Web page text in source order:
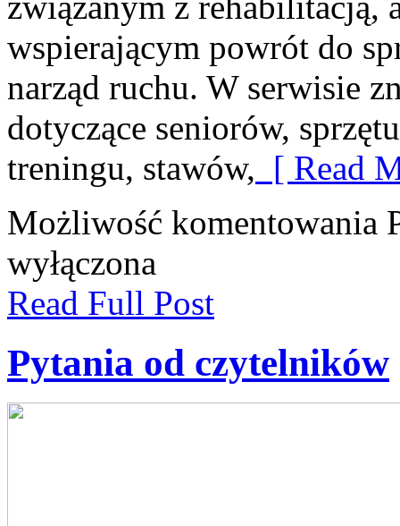
wspierającym powrót do
narząd ruchu. W serwisie
dotyczące seniorów,
treningu, stawów, [ Read
Możliwość komentowania
wyłączona
Read Full Post
Pytania od czytelników